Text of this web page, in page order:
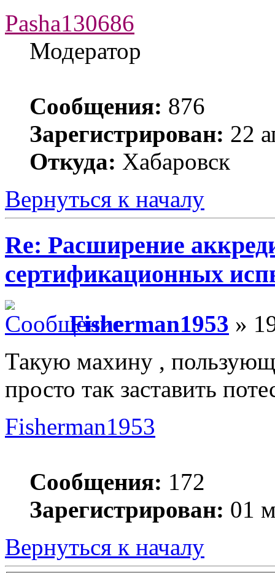
Pasha130686
Модератор
Сообщения: 876
Зарегистрирован: 22
Откуда: Хабаровск
Вернуться к началу
Re: Расширение
сертификационных
Fisherman1953 »
Такую махину ,
просто так заставить
Fisherman1953
Сообщения: 172
Зарегистрирован: 01
Вернуться к началу